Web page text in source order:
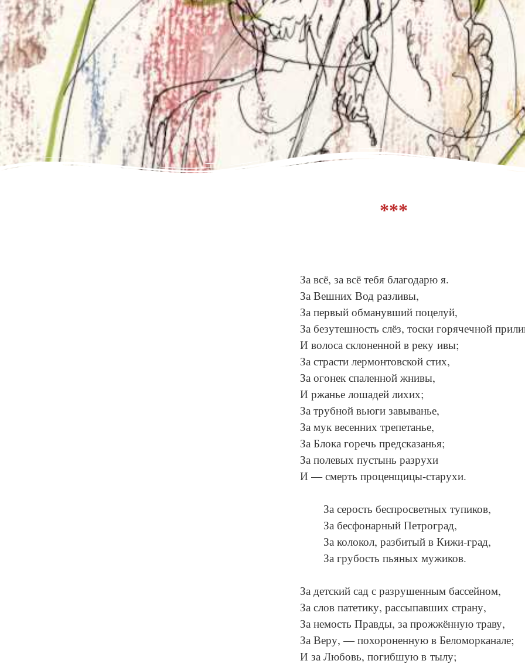
***
За всё, за всё тебя благодарю я.
За Вешних Вод разливы,
За первый обманувший поцелуй,
За безутешность слёз, тоски горячечной
И волоса склоненной в реку ивы;
За страсти лермонтовской стих,
За огонек спаленной жнивы,
И ржанье лошадей лихих;
За трубной вьюги завыванье,
За мук весенних трепетанье,
За Блока горечь предсказанья;
За полевых пустынь разрухи
И — смерть проценщицы-старухи.
За серость беспросветных тупиков,
За бесфонарный Петроград,
За колокол, разбитый в Кижи-град,
За грубость пьяных мужиков.
За детский сад с разрушенным бассейном,
За слов патетику, рассыпавших страну,
За немость Правды, за прожжённую траву,
За Веру, — похороненную в Беломорканале;
И за Любовь, погибшую в тылу;